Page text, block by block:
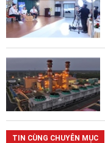
TIN CÙNG CHUYÊN MỤC